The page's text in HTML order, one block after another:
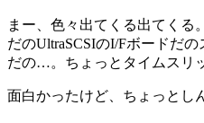
まー、色々出てくる出てくる
だのUltraSCSIのI/Fボードだ
だの…。ちょっとタイムスリ
面白かったけど、ちょっとし